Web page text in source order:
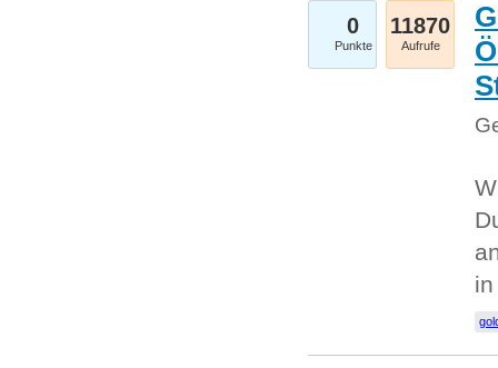
0
Punkte
11870
Aufrufe